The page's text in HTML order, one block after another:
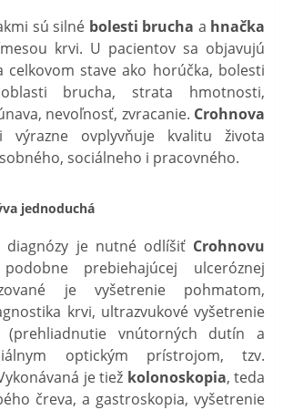
sú silné bolesti brucha a hnačka
krvi. U pacientov sa objavujú
celkovom stave ako horúčka, bolesti
brucha, strata hmotnosti,
nevoľnosť, zvracanie. Crohnova
výrazne ovplyvňuje kvalitu života
​​sociálneho i pracovného.
jednoduchá
diagnózy je nutné odlíšiť Crohnovu
prebiehajúcej ulceróznej
je vyšetrenie pohmatom,
krvi, ultrazvukové vyšetrenie
(prehliadnutie vnútorných dutín a
optickým prístrojom, tzv.
je tiež kolonoskopia, teda
čreva, a gastroskopia, vyšetrenie